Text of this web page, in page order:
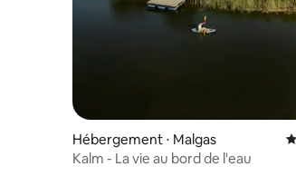
Hébergement ⋅ Malgas
Kalm - La vie au bord de l'eau